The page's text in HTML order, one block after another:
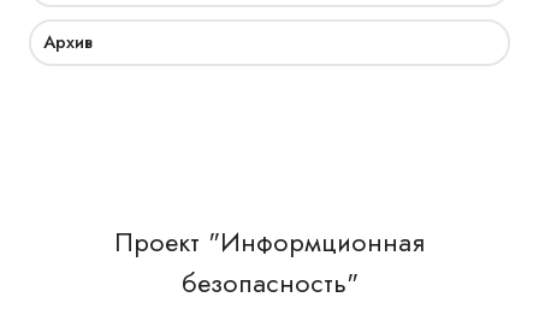
Архив
Проект "Информционная
безопасность"